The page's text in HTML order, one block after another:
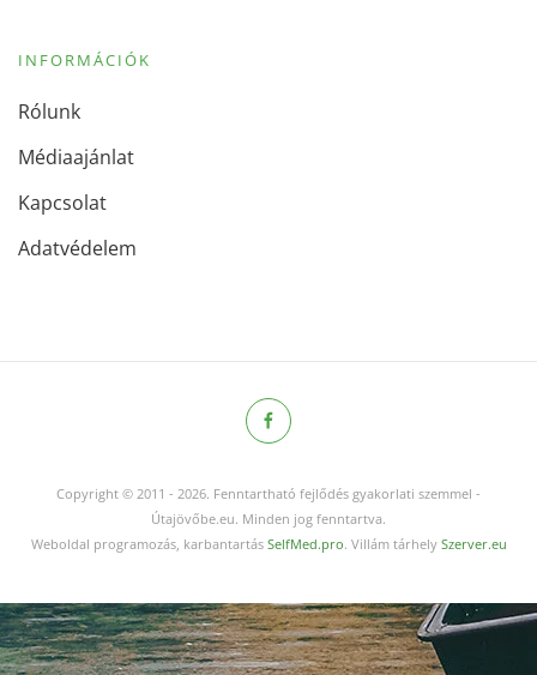
INFORMÁCIÓK
Rólunk
Médiaajánlat
Kapcsolat
Adatvédelem
Copyright © 2011 - 2026. Fenntartható fejlődés gyakorlati szemmel -
Útajövőbe.eu. Minden jog fenntartva.
Weboldal programozás, karbantartás SelfMed.pro. Villám tárhely Szerver.eu